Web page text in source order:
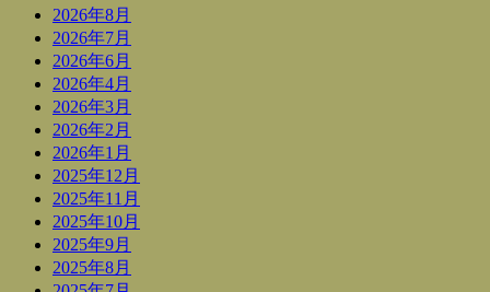
2026年8月
2026年7月
2026年6月
2026年4月
2026年3月
2026年2月
2026年1月
2025年12月
2025年11月
2025年10月
2025年9月
2025年8月